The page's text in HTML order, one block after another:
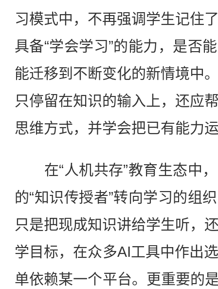
习模式中，不再强调学生记住
具备“学会学习”的能力，是否
能迁移到不断变化的新情境中
只停留在知识的输入上，还应
思维方式，并学会把已有能力
在“人机共存”教育生态中，
的“知识传授者”转向学习的组
只是把现成知识讲给学生听，
学目标，在众多AI工具中作出
单依赖某一个平台。更重要的